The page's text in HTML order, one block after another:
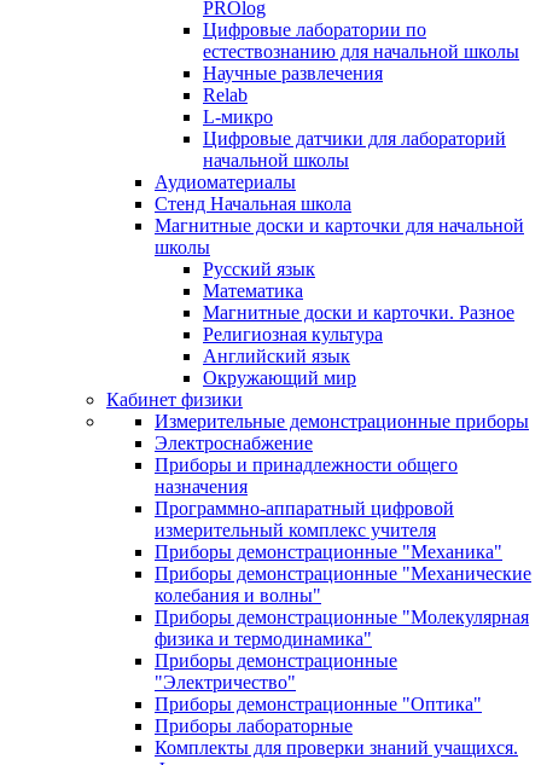
PROlog
Цифровые лаборатории по
естествознанию для начальной школы
Научные развлечения
Relab
L-микро
Цифровые датчики для лабораторий
начальной школы
Аудиоматериалы
Стенд Начальная школа
Магнитные доски и карточки для начальной
школы
Русский язык
Математика
Магнитные доски и карточки. Разное
Религиозная культура
Английский язык
Окружающий мир
Кабинет физики
Измерительные демонстрационные приборы
Электроснабжение
Приборы и принадлежности общего
назначения
Программно-аппаратный цифровой
измерительный комплекс учителя
Приборы демонстрационные "Механика"
Приборы демонстрационные "Механические
колебания и волны"
Приборы демонстрационные "Молекулярная
физика и термодинамика"
Приборы демонстрационные
"Электричество"
Приборы демонстрационные "Оптика"
Приборы лабораторные
Комплекты для проверки знаний учащихся.